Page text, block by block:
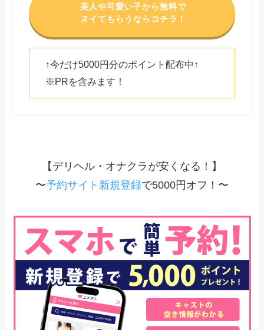
美人や可愛い子から無料で
ヌイてもらうならコチラ！
↑今だけ5000円分のポイント配布中↑
※PRを含みます！
【デリヘル・オナクラが安くなる！】
〜予約サイト新規登録で5000円オフ！〜